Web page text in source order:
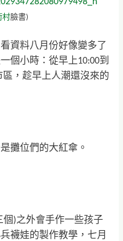
村臉書)
資料八月份好像變多了
個小時：從早上10:00到
，趁早上人潮還沒來的
攤位們的大紅傘。
個)之外會手作一些孩子
襪娃的製作教學，七月